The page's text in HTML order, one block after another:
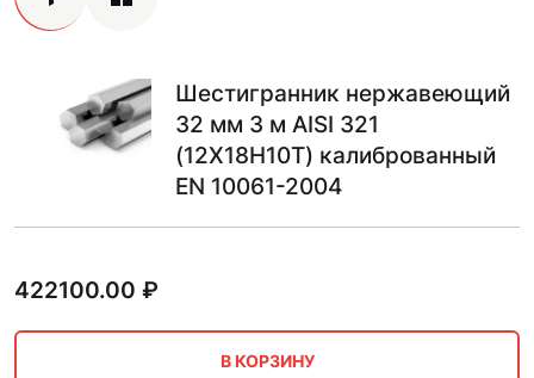
Шестигранник нержавеющий
32 мм 3 м AISI 321
(12Х18Н10Т) калиброванный
EN 10061-2004
422100.00 ₽
В КОРЗИНУ